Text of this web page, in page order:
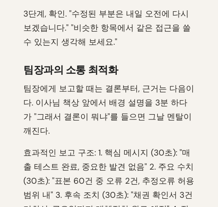
3단계, 확인. "수정된 부분은 내일 오전에 다시
보겠습니다." "비슷한 항목에서 같은 접근을 쓸
수 있는지 생각해 보세요."
팀장과의 소통 최적화
팀장에게 보고할 때는 결론부터, 근거는 다음이
다. 이사님 책상 앞에서 배경 설명을 3분 하다
가 "그래서 결론이 뭐냐"를 들으면 그날 멘탈이
깨진다.
효과적인 보고 구조: 1. 핵심 메시지 (30초): "매
출 테스트 완료, 중요한 발견 없음" 2. 주요 수치
(30초): "표본 60건 중 오류 2건, 추정오류 허용
범위 내" 3. 후속 조치 (30초): "채권 확인서 3건